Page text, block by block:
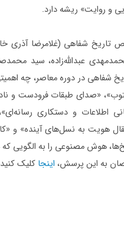
و روایت» ریشه دارد.
بر مبنای پاسخِ ۸ متخصص تاریخ شفاهی
عبدالله‌زاده، سید
شفاهی در دوره معاصر، چه
«صدای طبقات فرودست و
اطلاعات و دستکاری
هویت به نسل‌های آینده» و
هوش مصنوعی را به الگویی که
به این پرسش، اینجا کلیک